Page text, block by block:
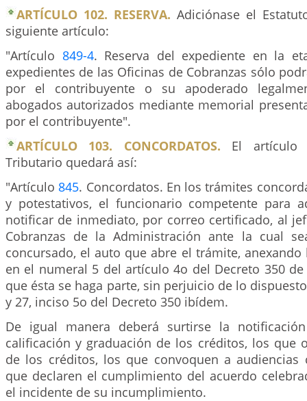
ARTÍCULO 102. RESERVA. Adiciónase el
siguiente artículo:
"Artículo 849-4. Reserva del expediente en la
expedientes de las Oficinas de Cobranzas sólo
por el contribuyente o su apoderado
abogados autorizados mediante memorial
por el contribuyente".
ARTÍCULO 103. CONCORDATOS. El
Tributario quedará así:
"Artículo 845. Concordatos. En los trámites
y potestativos, el funcionario competente para
notificar de inmediato, por correo certificado, al
Cobranzas de la Administración ante la cual
concursado, el auto que abre el trámite,
en el numeral 5 del artículo 4o del Decreto 350
que ésta se haga parte, sin perjuicio de lo
y 27, inciso 5o del Decreto 350 ibídem.
De igual manera deberá surtirse la
calificación y graduación de los créditos, los que
de los créditos, los que convoquen a audiencias
que declaren el cumplimiento del acuerdo
el incidente de su incumplimiento.